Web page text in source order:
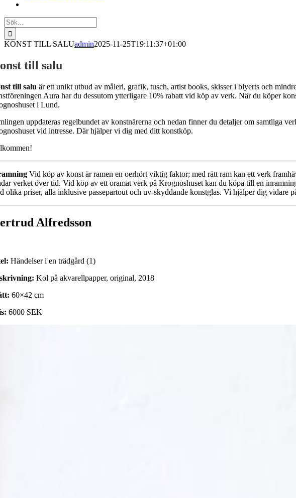
Sök
efter:
KONST TILL SALUadmin2025-11-25T19:11:37+01:00
till salu
till salu är ett unikt utbud av måleri, grafik, tusch, artist books, skisser i blyerts och
Aura har du dessutom ytterligare 10% rabatt vid köp av verk. När du köper
i Lund.
uppdateras regelbundet av konstnärerna och nedan finner du detaljer om samtliga
vid intresse. Där hjälper vi dig med ditt konstköp.
Vid köp av konst är ramen en oerhört viktig faktor; med rätt ram kan ett verk
verket över tid. Vid köp av ett oramat verk på Krognoshuset kan du köpa till en
olika priser, alla inklusive passepartout och uv-skyddande konstglas. Vi hjälper dig vidare
Alfredsson
Händelser i en trädgård (1)
Kol på akvarellpapper, original, 2018
60×42 cm
6000 SEK